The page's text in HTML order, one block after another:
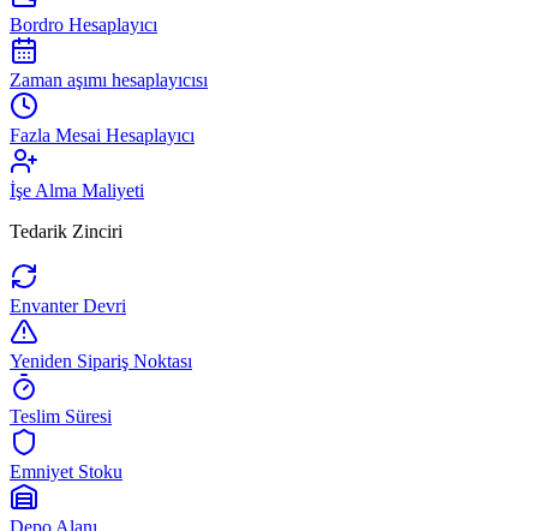
Bordro Hesaplayıcı
Zaman aşımı hesaplayıcısı
Fazla Mesai Hesaplayıcı
İşe Alma Maliyeti
Tedarik Zinciri
Envanter Devri
Yeniden Sipariş Noktası
Teslim Süresi
Emniyet Stoku
Depo Alanı